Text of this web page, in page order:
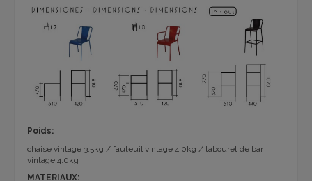
Poids:
chaise vintage 3.5kg / fauteuil vintage 4.0kg / tabouret de bar
vintage 4.0kg
MATERIAUX: